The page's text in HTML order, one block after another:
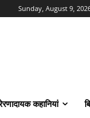
Sunday, August 9,
कहानियां